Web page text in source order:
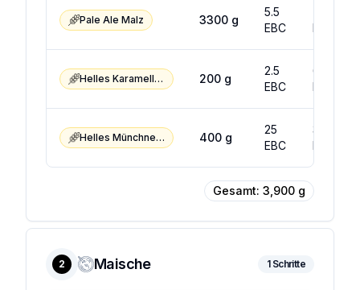
Pale Ale Malz 3300 g
5.5
EBC
EBC
Helles Karamellmalz 200 g
2.5
EBC
6.5
EBC
Helles Münchner Malz 400 g
25
EBC
35
EBC
Gesamt: 3,900 g
2 Maische 1Schritte